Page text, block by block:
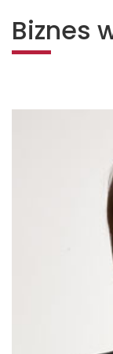
Biznes